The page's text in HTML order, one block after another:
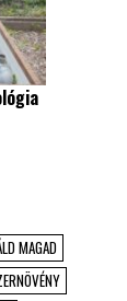
MAGAD